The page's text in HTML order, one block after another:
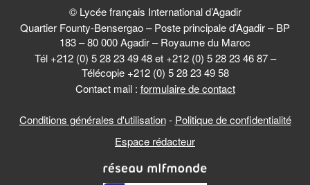
© Lycée français International d’Agadir
Quartier Founty-Bensergao – Poste principale d’Agadir – BP
183 – 80 000 Agadir – Royaume du Maroc
Tél +212 (0) 5 28 23 49 48 et +212 (0) 5 28 23 46 87 –
Télécopie +212 (0) 5 28 23 49 58
Contact mail : formulaire de contact
Conditions générales d'utilisation- Politique de confidentialité
Espace rédacteur